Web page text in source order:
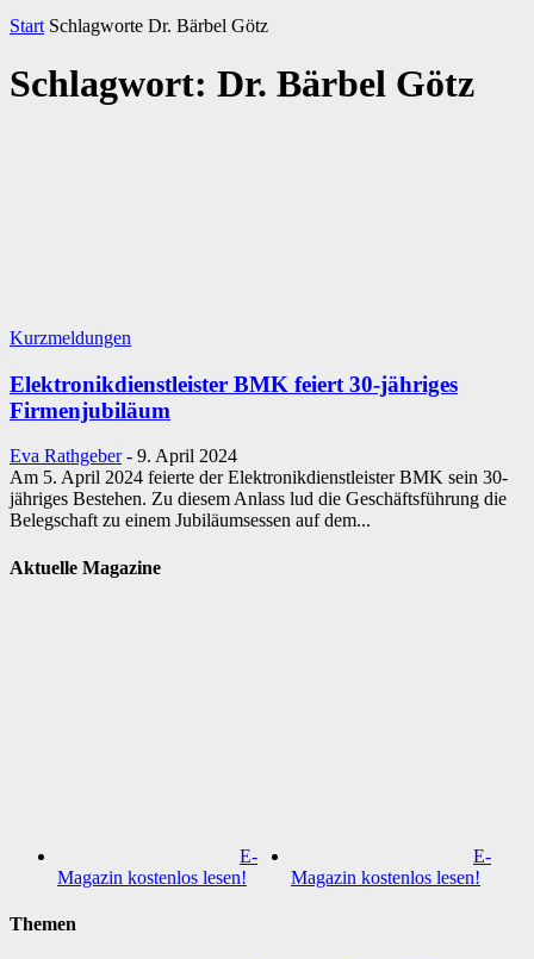
Start Schlagworte Dr. Bärbel Götz
Schlagwort: Dr. Bärbel Götz
Kurzmeldungen
Elektronikdienstleister BMK feiert 30-jähriges
Firmenjubiläum
Eva Rathgeber - 9. April 2024
Am 5. April 2024 feierte der Elektronikdienstleister BMK sein 30-
jähriges Bestehen. Zu diesem Anlass lud die Geschäftsführung die
Belegschaft zu einem Jubiläumsessen auf dem...
Aktuelle Magazine
E-
Magazin kostenlos lesen!
E-
Magazin kostenlos lesen!
Themen